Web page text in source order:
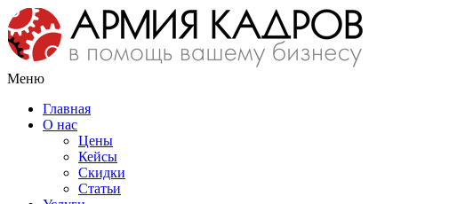
Меню
Главная
О нас
Цены
Кейсы
Скидки
Статьи